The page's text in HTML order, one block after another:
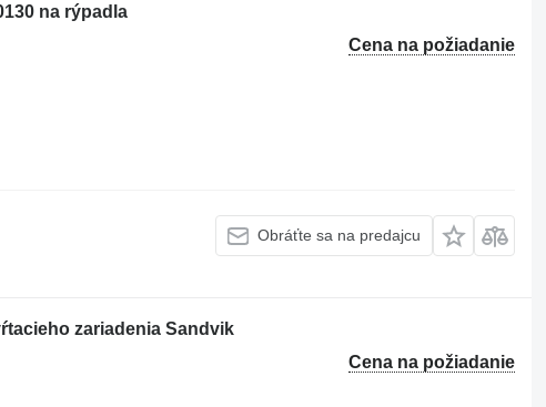
na rýpadla
Cena na požiadanie
Obráťte sa na predajcu
zariadenia Sandvik
Cena na požiadanie